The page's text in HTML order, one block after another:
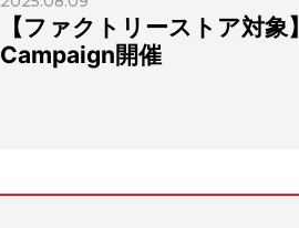
【ファクトリーストア対
Campaign開催